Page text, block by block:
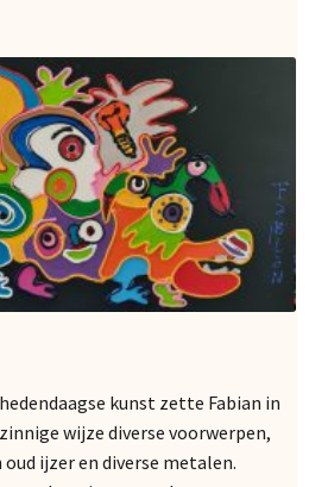
kunst zette Fabian in
wijze diverse voorwerpen,
ijzer en diverse metalen.